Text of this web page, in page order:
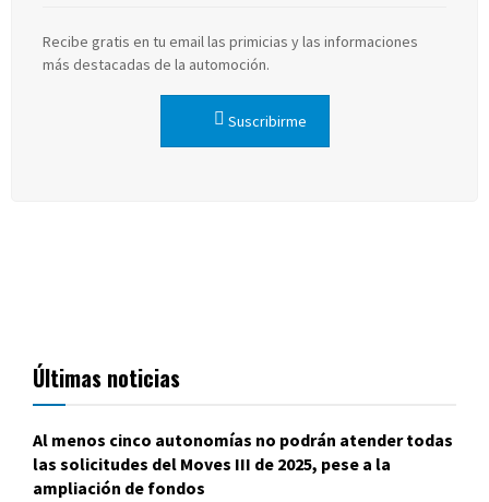
Recibe gratis en tu email las primicias y las informaciones
más destacadas de la automoción.
Suscribirme
Últimas noticias
Al menos cinco autonomías no podrán atender todas
las solicitudes del Moves III de 2025, pese a la
ampliación de fondos